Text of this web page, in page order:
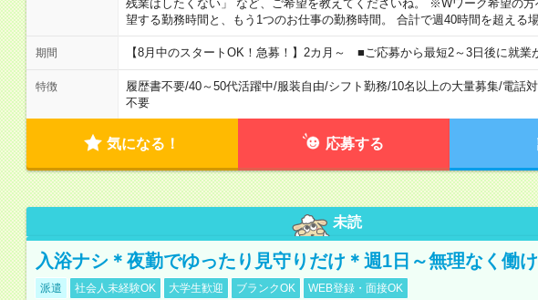
残業はしたくない」 など、ご希望を教えてくださいね。 ※Wワーク希望の
望する勤務時間と、もう1つのお仕事の勤務時間。 合計で週40時間を超える
期間 【8月中のスタートOK！急募！】2カ月～ ■ご応募から最短2～3日後に就業
特徴 履歴書不要/40～50代活躍中/服装自由/シフト勤務/10名以上の大量募集/電話
不要
気になる！ 応募する
未読
入浴ナシ＊夜勤でゆったり見守りだけ＊週1日～無理なく働
派遣 社会人未経験OK 大学生歓迎 ブランクOK WEB登録・面接OK